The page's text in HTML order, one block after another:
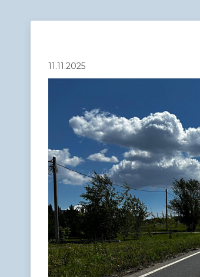
администрации
11.11.2025